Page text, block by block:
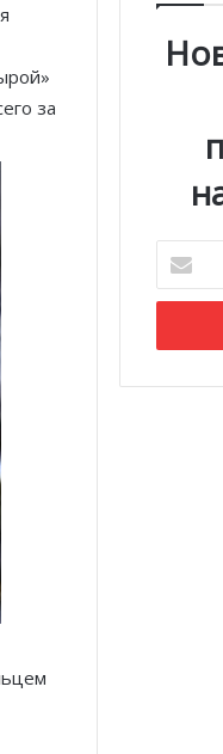
за
Email
адрес